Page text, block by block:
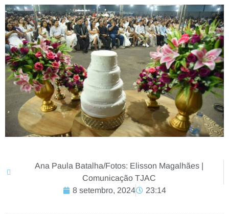
Ana Paula Batalha/Fotos: Elisson Magalhães |
Comunicação TJAC
8 setembro, 2024
23:14